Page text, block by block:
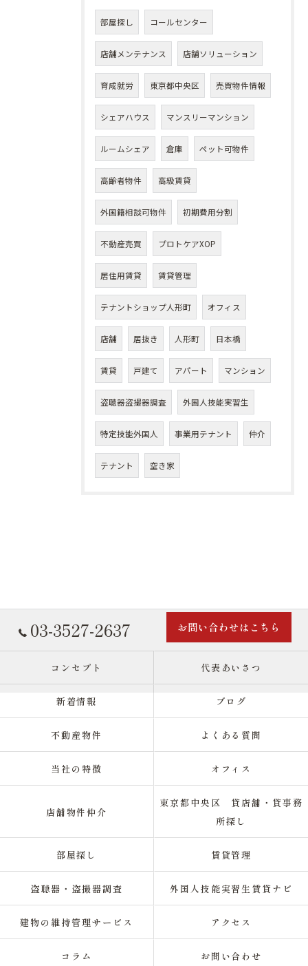
部屋探し コールセンター
店舗メンテナンス 店舗ソリューション
育成就労 東京都中央区 売買物件情報
シェアハウス マンスリーマンション
ルームシェア 倉庫 ペット可物件
高齢者物件 高級賃貸
外国籍相談可物件 初期費用分割
不動産売買 プロトケアXOP
居住用賃貸 賃貸管理
テナントショップ人形町 オフィス
店舗 居抜き 人形町 日本橋
賃貸 戸建て アパート マンション
盗聴器盗撮器調査 外国人技能実習生
特定技能外国人 事業用テナント 仲介
テナント 空き家
03-3527-2637 お問い合わせはこちら
コンセプト 代表あいさつ
新着情報 ブログ
不動産物件 よくある質問
当社の特徴 オフィス
店舗物件仲介
東京都中央区 貸店舗・貸事務
所探し
部屋探し 賃貸管理
盗聴器・盗撮器調査 外国人技能実習生賃貸ナビ
建物の維持管理サービス アクセス
コラム お問い合わせ